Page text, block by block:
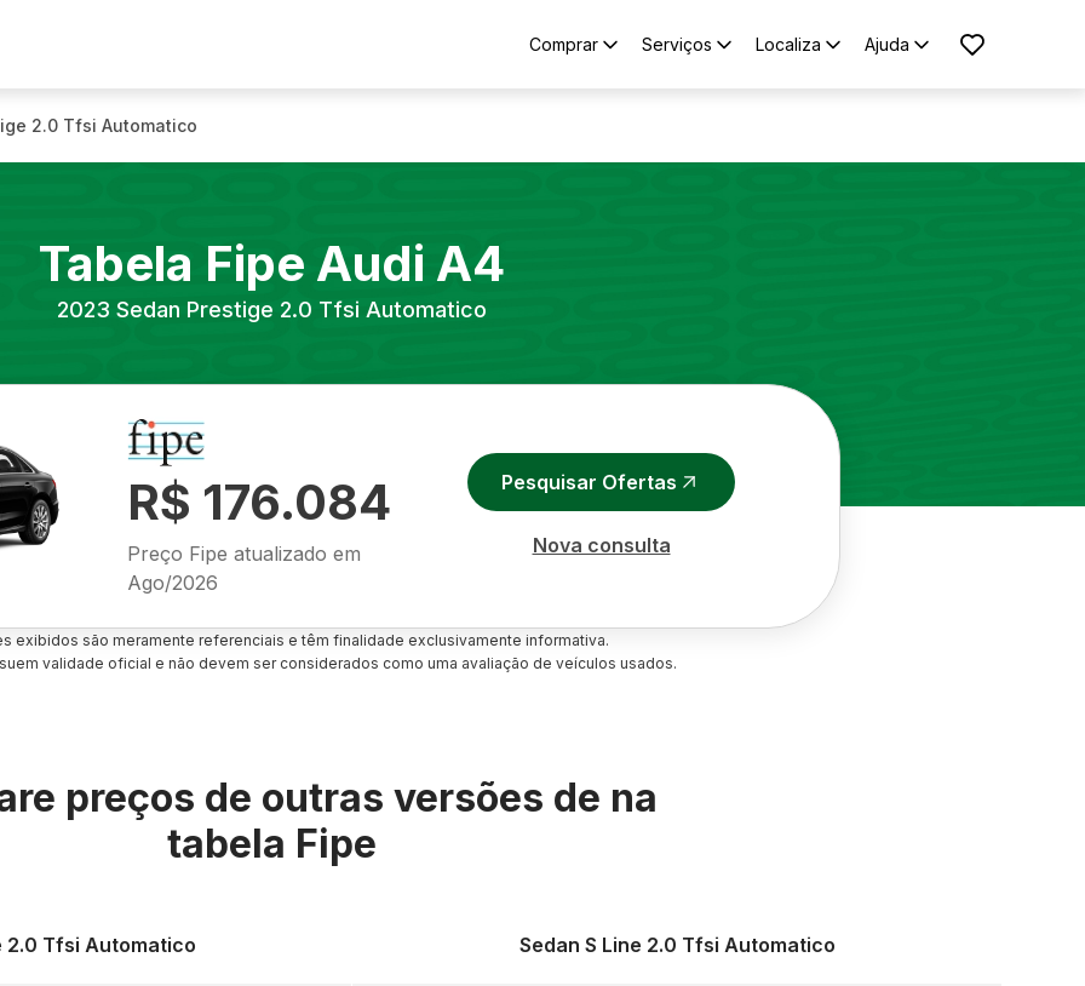
Comprar Serviços Localiza Ajuda
2.0 Tfsi Automatico
Tabela Fipe Audi A4
2023 Sedan Prestige 2.0 Tfsi Automatico
R$ 176.084
Preço Fipe atualizado em
Ago/2026
Pesquisar Ofertas
Nova consulta
exibidos são meramente referenciais e têm finalidade exclusivamente informativa.
validade oficial e não devem ser considerados como uma avaliação de veículos usados.
preços de outras versões de na
tabela Fipe
2.0 Tfsi Automatico Sedan S Line 2.0 Tfsi Automatico